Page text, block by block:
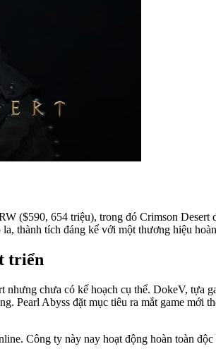
($590, 654 triệu), trong đó Crimson
thành tích đáng kể với một thương hiệu
triển
chưa có kế hoạch cụ thể. DokeV, tựa
Pearl Abyss đặt mục tiêu ra mắt game mới
Công ty này nay hoạt động hoàn toàn